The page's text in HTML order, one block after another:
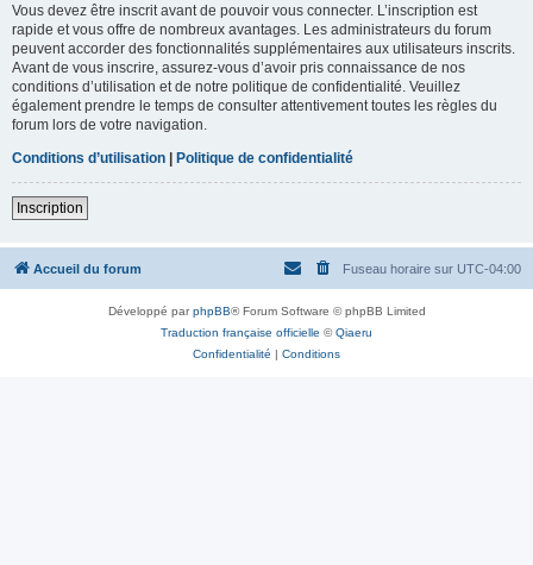
Vous devez être inscrit avant de pouvoir vous connecter. L’inscription est
rapide et vous offre de nombreux avantages. Les administrateurs du forum
peuvent accorder des fonctionnalités supplémentaires aux utilisateurs inscrits.
Avant de vous inscrire, assurez-vous d’avoir pris connaissance de nos
conditions d’utilisation et de notre politique de confidentialité. Veuillez
également prendre le temps de consulter attentivement toutes les règles du
forum lors de votre navigation.
Conditions d’utilisation | Politique de confidentialité
Inscription
Accueil du forum Fuseau horaire sur UTC-04:00
Développé parphpBB® Forum Software © phpBB Limited
Traduction française officielle ©Qiaeru
Confidentialité | Conditions